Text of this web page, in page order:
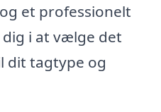
et professionelt
i at vælge det
dit tagtype og